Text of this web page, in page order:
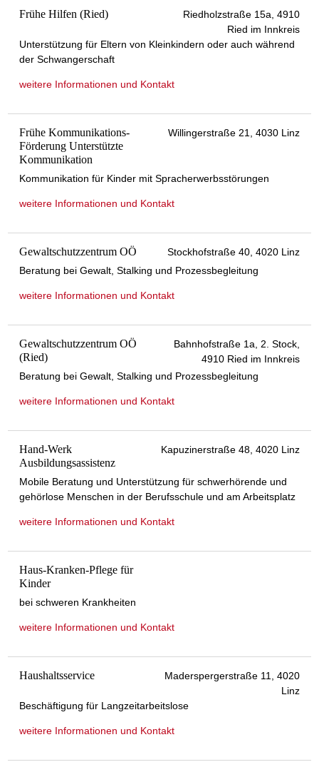
Frühe Hilfen (Ried)
Riedholzstraße 15a, 4910
Ried im Innkreis
Unterstützung für Eltern von Kleinkindern oder auch während
der Schwangerschaft
weitere Informationen und Kontakt
Frühe Kommunikations-
Förderung Unterstützte
Kommunikation
Willingerstraße 21, 4030 Linz
Kommunikation für Kinder mit Spracherwerbsstörungen
weitere Informationen und Kontakt
Gewaltschutzzentrum OÖ
Stockhofstraße 40, 4020 Linz
Beratung bei Gewalt, Stalking und Prozessbegleitung
weitere Informationen und Kontakt
Gewaltschutzzentrum OÖ
(Ried)
Bahnhofstraße 1a, 2. Stock,
4910 Ried im Innkreis
Beratung bei Gewalt, Stalking und Prozessbegleitung
weitere Informationen und Kontakt
Hand-Werk
Ausbildungsassistenz
Kapuzinerstraße 48, 4020 Linz
Mobile Beratung und Unterstützung für schwerhörende und
gehörlose Menschen in der Berufsschule und am Arbeitsplatz
weitere Informationen und Kontakt
Haus-Kranken-Pflege für
Kinder
bei schweren Krankheiten
weitere Informationen und Kontakt
Haushaltsservice
Maderspergerstraße 11, 4020
Linz
Beschäftigung für Langzeitarbeitslose
weitere Informationen und Kontakt